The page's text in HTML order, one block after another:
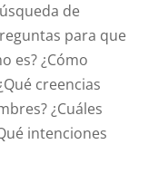
de
para que
es? ¿Cómo
creencias
¿Cuáles
intenciones